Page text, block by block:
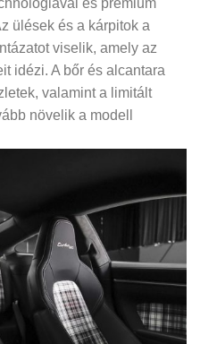
és prémium
ülések és a kárpitok a
viselik, amely az
idézi. A bőr és alcantara
valamint a limitált
növelik a modell